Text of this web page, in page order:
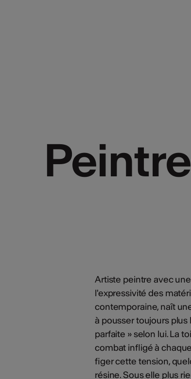
Peintre
Peintre
Artiste peintre avec
l'expressivité des
contemporaine, naît
à pousser toujours plus
parfaite » selon lui. La
combat infligé à
figer cette tension,
résine. Sous elle plus